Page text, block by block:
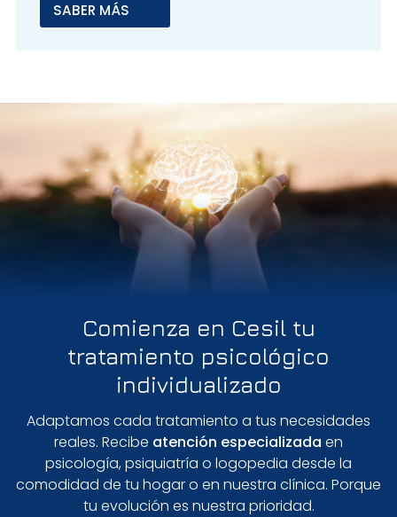
SABER MÁS
Comienza en Cesil tu
tratamiento psicológico
individualizado
Adaptamos cada tratamiento a tus necesidades
reales. Recibe atención especializada en
psicología, psiquiatría o logopedia desde la
comodidad de tu hogar o en nuestra clínica. Porque
tu evolución es nuestra prioridad.